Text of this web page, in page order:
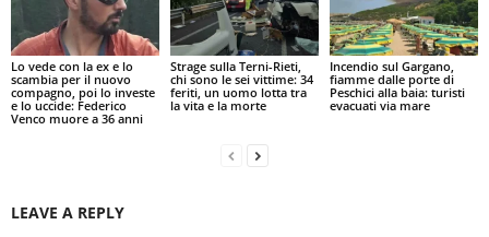
Lo vede con la ex e lo
scambia per il nuovo
compagno, poi lo investe
e lo uccide: Federico
Venco muore a 36 anni
Strage sulla Terni-Rieti,
chi sono le sei vittime: 34
feriti, un uomo lotta tra
la vita e la morte
Incendio sul Gargano,
fiamme dalle porte di
Peschici alla baia: turisti
evacuati via mare
LEAVE A REPLY